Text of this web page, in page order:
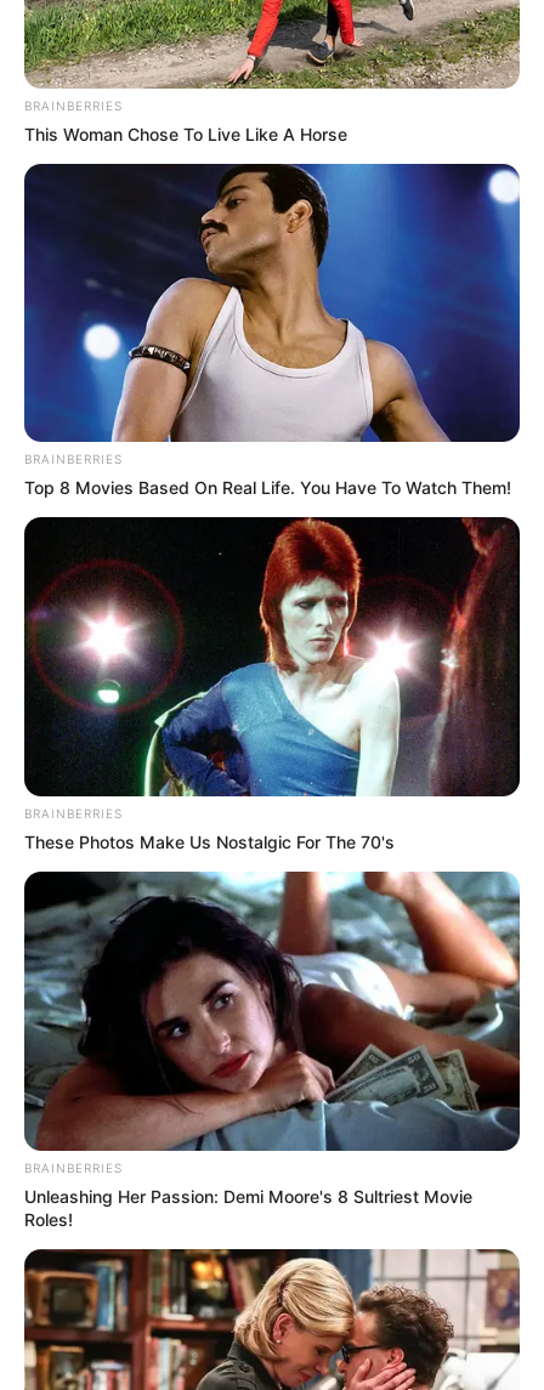
Szerző
More by Szerző
BRAINBERRIES
This Woman Chose To Live Like A Horse
BRAINBERRIES
Top 8 Movies Based On Real Life. You Have To Watch Them!
BRAINBERRIES
These Photos Make Us Nostalgic For The 70's
BRAINBERRIES
Unleashing Her Passion: Demi Moore's 8 Sultriest Movie
Roles!